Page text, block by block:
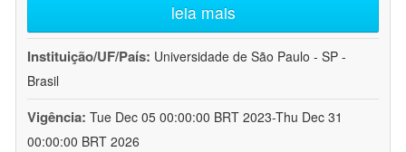
leia mais
Instituição/UF/País: Universidade de São Paulo - SP -
Brasil
Vigência: Tue Dec 05 00:00:00 BRT 2023-Thu Dec 31
00:00:00 BRT 2026